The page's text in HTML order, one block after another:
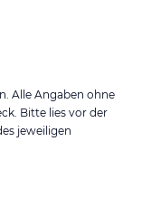
Alle Angaben ohne
Bitte lies vor der
jeweiligen